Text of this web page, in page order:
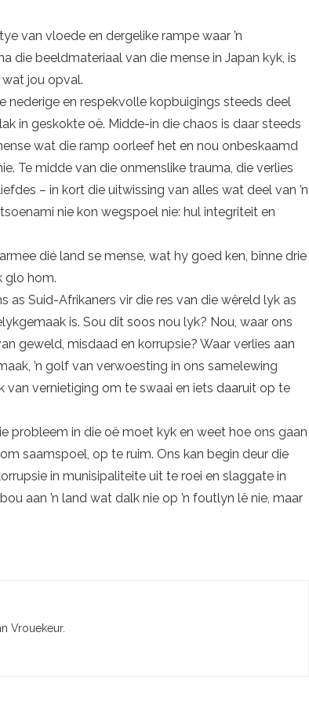
van vloede en dergelike rampe waar ’n
die beeldmateriaal van die mense in Japan kyk, is
jou opval.
nederige en respekvolle kopbui­gings steeds deel
in geskokte oë. Midde-in die chaos is daar steeds
wat die ramp oorleef het en nou onbeskaamd
Te midde van die onmenslike trauma, die verlies
– in kort die uitwissing van alles wat deel van ’n
nie kon weg­spoel nie: hul integriteit en
dié land se mense, wat hy goed ken, binne drie
glo hom.
as Suid-Afrikaners vir die res van die wêreld lyk as
is. Sou dit soos nou lyk? Nou, waar ons
geweld, misdaad en korrupsie? Waar verlies aan
’n golf van verwoesting in ons samelewing
van vernietiging om te swaai en iets daaruit op te
probleem in die oë moet kyk en weet hoe ons gaan
saamspoel, op te ruim. Ons kan begin deur die
in munisipaliteite uit te roei en slaggate in
aan ’n land wat dalk nie op ’n foutlyn lê nie, maar
Vrouekeur.